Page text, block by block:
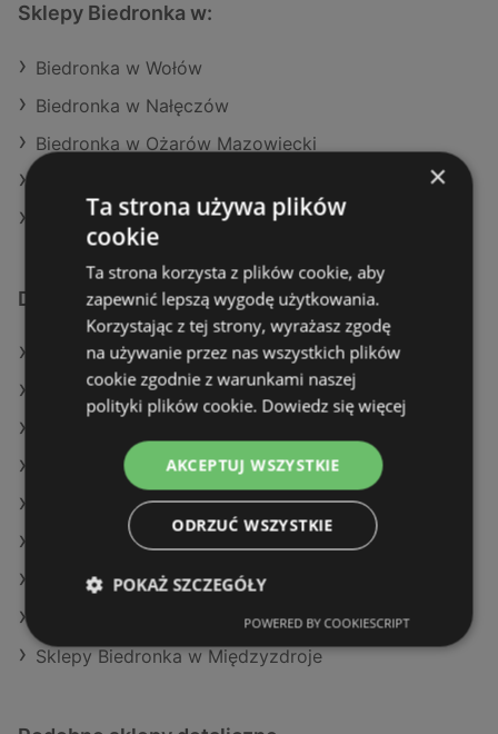
Sklepy Biedronka w:
Biedronka w Wołów
Biedronka w Nałęczów
Biedronka w Ożarów Mazowiecki
Biedronka w Stary Sącz
Dodatkowe łącza
Oferty Biedronka
Oferty Netto
Aktualne gazetki Makro
Aktualne gazetki Dealz
Aktualne gazetki SPAR
Aktualne gazetki Netto
Sklepy Biedronka w Międzyzdroje
×
Ta strona używa plików
cookie
Ta strona korzysta z plików cookie, aby
zapewnić lepszą wygodę użytkowania.
Korzystając z tej strony, wyrażasz zgodę
na używanie przez nas wszystkich plików
cookie zgodnie z warunkami naszej
polityki plików cookie. Dowiedz się więcej
AKCEPTUJ WSZYSTKIE
ODRZUĆ WSZYSTKIE
POKAŻ SZCZEGÓŁY
POWERED BY COOKIESCRIPT